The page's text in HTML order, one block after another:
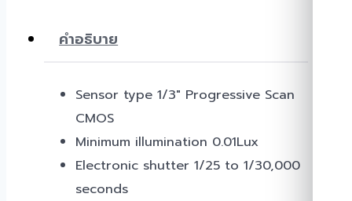
คำอธิบาย
Sensor type 1/3″ Progressive Scan
CMOS
Minimum illumination 0.01Lux
Electronic shutter 1/25 to 1/30,000
seconds